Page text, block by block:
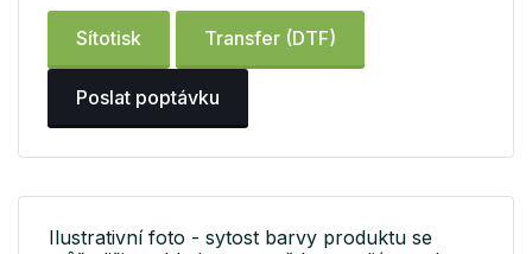
Sítotisk Transfer (DTF)
Poslat poptávku
Ilustrativní foto - sytost barvy produktu se